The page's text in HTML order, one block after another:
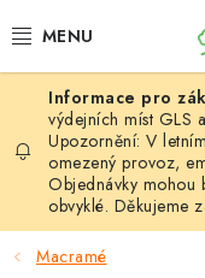
na
HÁČKOVÁNÍ
VYPLÉTÁNÍ
PŘÍZE
výdejních míst GLS
Upozornění: V
omezený provoz,
Objednávky mohou
obvyklé. Děkujeme
Macramé